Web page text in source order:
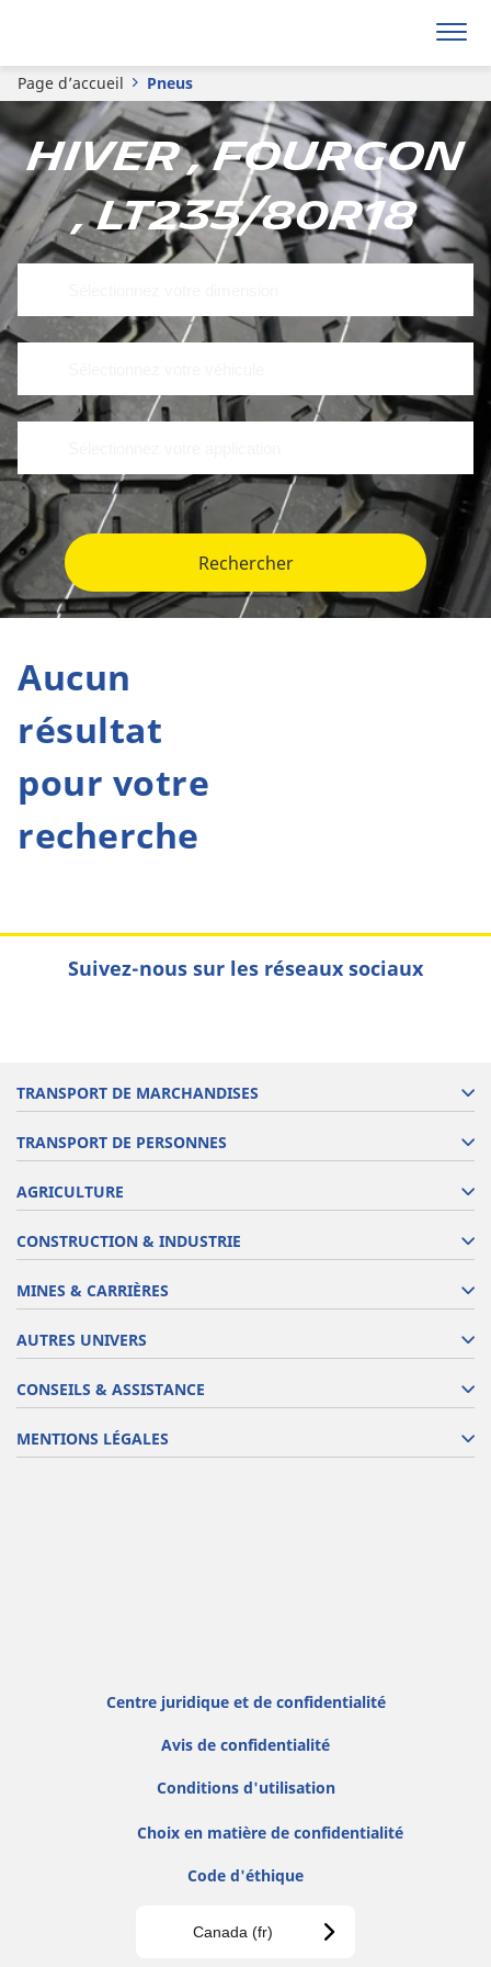
Page d’accueil Pneus
Hiver , Fourgon
, LT235/80R18
Rechercher
Aucun
résultat
pour votre
recherche
Suivez-nous sur les réseaux sociaux
TRANSPORT DE MARCHANDISES
TRANSPORT DE PERSONNES
AGRICULTURE
CONSTRUCTION & INDUSTRIE
MINES & CARRIÈRES
AUTRES UNIVERS
CONSEILS & ASSISTANCE
MENTIONS LÉGALES
Centre juridique et de confidentialité
Avis de confidentialité
Conditions d'utilisation
Choix en matière de confidentialité
Code d'éthique
Canada (fr)